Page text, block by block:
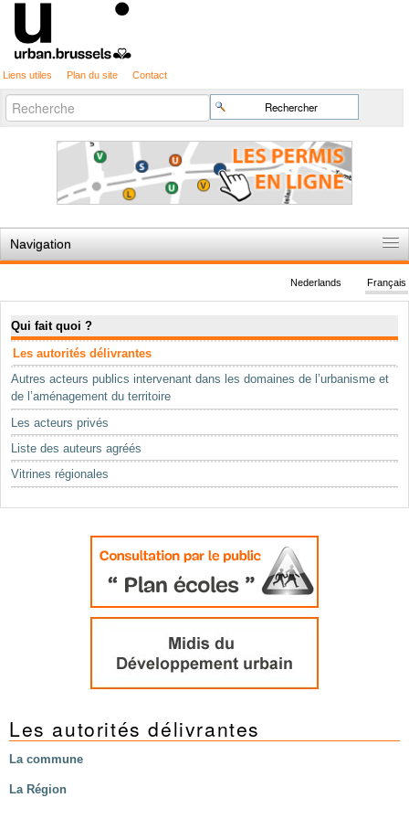
Liens utiles Plan du site Contact
Chercher par
Recherche
avancée…
Navigation
Règles du jeu
Permis d'urbanisme
Cartographie
Etudes et publications
Mots-clés
Renseignements urbanistiques
Français
Nederlands
Qui fait quoi ?
Les autorités délivrantes
Autres acteurs publics intervenant dans les domaines de l’urbanisme et
de l’aménagement du territoire
Les acteurs privés
Liste des auteurs agréés
Vitrines régionales
Les autorités délivrantes
La commune
La Région